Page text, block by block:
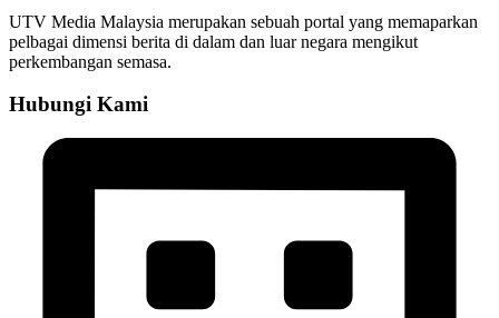
UTV Media Malaysia merupakan sebuah portal yang memaparkan
pelbagai dimensi berita di dalam dan luar negara mengikut
perkembangan semasa.
Hubungi Kami